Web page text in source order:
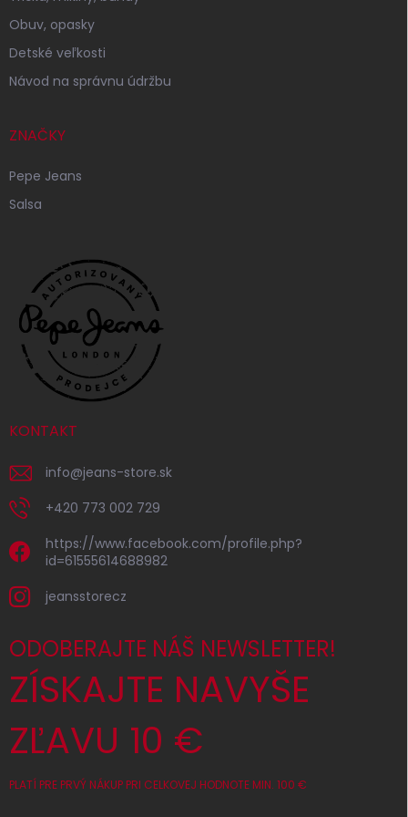
Obuv, opasky
Detské veľkosti
Návod na správnu údržbu
ZNAČKY
Pepe Jeans
Salsa
KONTAKT
info@jeans-store.sk
+420 773 002 729
https://www.facebook.com/profile.php?
id=61555614688982
jeansstorecz
ODOBERAJTE NÁŠ NEWSLETTER!
ZÍSKAJTE NAVYŠE
ZĽAVU 10 €
PLATÍ PRE PRVÝ NÁKUP PRI CELKOVEJ HODNOTE MIN. 100 €